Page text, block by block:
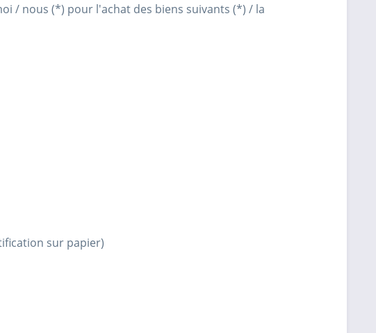
/ nous (*) pour l'achat des biens suivants (*) / la
sur papier)